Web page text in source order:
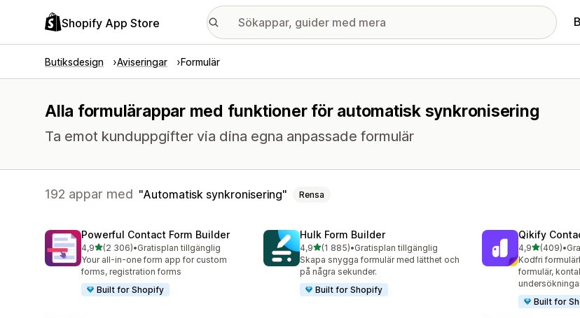
Shopify App Store
Butiksdesign Aviseringar Formulär
Alla formulärappar med funktioner för automatisk synkronisering
Ta emot kunduppgifter via dina egna anpassade formulär
192 appar med Automatisk synkronisering Rensa
Powerful Contact Form Builder
4,9av 5 stjärnor
(2 306)
2306 recensioner totalt
•Gratisplan tillgänglig
Your all-in-one form app for custom
forms, registration forms
Built for Shopify
Hulk Form Builder
4,9av 5 stjärnor
(1 885)
1885 recensioner totalt
•Gratisplan tillgänglig
Skapa snygga formulär med lätthet och
på några sekunder.
Built for Shopify
Qikify
4,9av 5(409)
409 •
Kodfri
formulär,
Built for